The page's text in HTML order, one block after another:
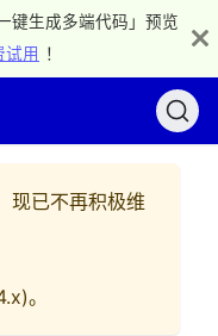
键生成多端代码」预览
试用 ！
现已不再积极维
)。